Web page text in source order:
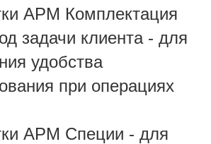
АРМ Комплектация
задачи клиента - для
удобства
при операциях
АРМ Специи - для